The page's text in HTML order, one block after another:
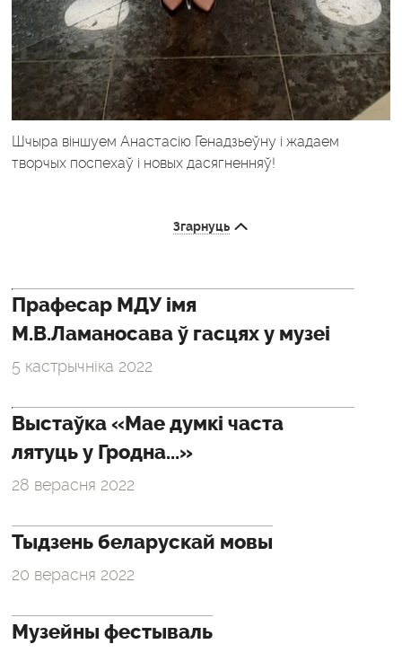
Шчыра віншуем Анастасію Генадзьеўну і жадаем
творчых поспехаў і новых дасягненняў!
Згарнуць
Прафесар МДУ імя
М.В.Ламаносава ў гасцях у музеі
5 кастрычніка 2022
Выстаўка «Мае думкі часта
лятуць у Гродна...»
28 верасня 2022
Тыдзень беларускай мовы
20 верасня 2022
Музейны фестываль